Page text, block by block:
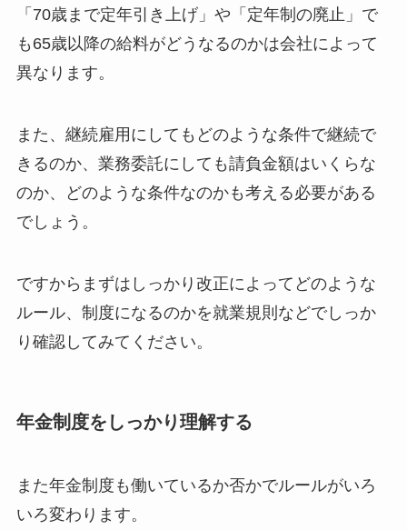
「70歳まで定年引き上げ」や「定年制の廃止」で
も65歳以降の給料がどうなるのかは会社によって
異なります。
また、継続雇用にしてもどのような条件で継続で
きるのか、業務委託にしても請負金額はいくらな
のか、どのような条件なのかも考える必要がある
でしょう。
ですからまずはしっかり改正によってどのような
ルール、制度になるのかを就業規則などでしっか
り確認してみてください。
年金制度をしっかり理解する
また年金制度も働いているか否かでルールがいろ
いろ変わります。